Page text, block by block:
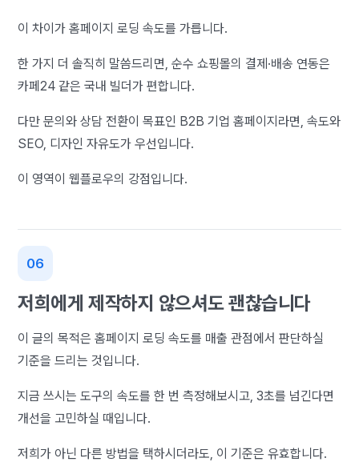
이 차이가 홈페이지 로딩 속도를 가릅니다.
한 가지 더 솔직히 말씀드리면, 순수 쇼핑몰의 결제·배송 연동은
카페24 같은 국내 빌더가 편합니다.
다만 문의와 상담 전환이 목표인 B2B 기업 홈페이지라면, 속도와
SEO, 디자인 자유도가 우선입니다.
이 영역이 웹플로우의 강점입니다.
저희에게 제작하지 않으셔도 괜찮습니다
이 글의 목적은 홈페이지 로딩 속도를 매출 관점에서 판단하실
기준을 드리는 것입니다.
지금 쓰시는 도구의 속도를 한 번 측정해보시고, 3초를 넘긴다면
개선을 고민하실 때입니다.
저희가 아닌 다른 방법을 택하시더라도, 이 기준은 유효합니다.